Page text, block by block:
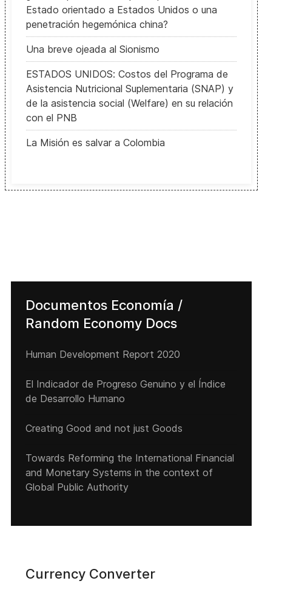
Estado orientado a Estados Unidos o una
penetración hegemónica china?
Una breve ojeada al Sionismo
ESTADOS UNIDOS: Costos del Programa de
Asistencia Nutricional Suplementaria (SNAP) y
de la asistencia social (Welfare) en su relación
con el PNB
La Misión es salvar a Colombia
Documentos Economía /
Random Economy Docs
Human Development Report 2020
El Indicador de Progreso Genuino y el Índice
de Desarrollo Humano
Creating Good and not just Goods
Towards Reforming the International Financial
and Monetary Systems in the context of
Global Public Authority
Currency Converter